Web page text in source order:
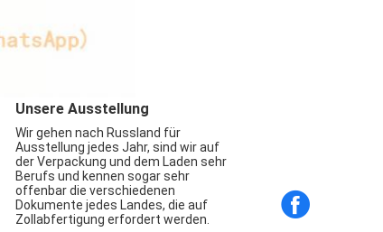
Unsere Ausstellung
Wir gehen nach Russland für
Ausstellung jedes Jahr, sind wir auf
der Verpackung und dem Laden sehr
Berufs und kennen sogar sehr
offenbar die verschiedenen
Dokumente jedes Landes, die auf
Zollabfertigung erfordert werden.